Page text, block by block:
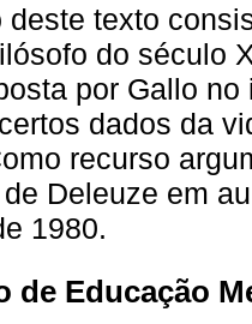
deste texto
do século
por Gallo
dados da
recurso
Deleuze em
1980.
de Educação